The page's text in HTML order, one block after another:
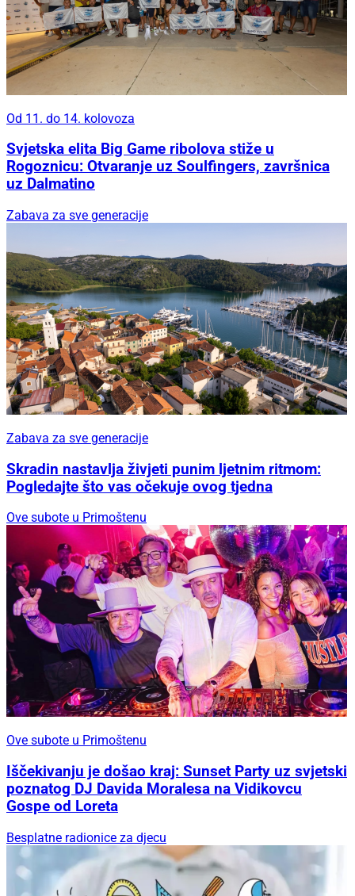
Od 11. do 14. kolovoza
Svjetska elita Big Game ribolova stiže u
Rogoznicu: Otvaranje uz Soulfingers, završnica
uz Dalmatino
Zabava za sve generacije
Zabava za sve generacije
Skradin nastavlja živjeti punim ljetnim ritmom:
Pogledajte što vas očekuje ovog tjedna
Ove subote u Primoštenu
Ove subote u Primoštenu
Iščekivanju je došao kraj: Sunset Party uz svjetski
poznatog DJ Davida Moralesa na Vidikovcu
Gospe od Loreta
Besplatne radionice za djecu